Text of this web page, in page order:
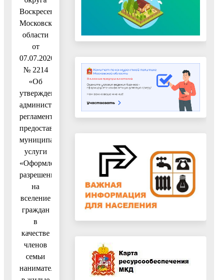
Воскресенск
Московской
области
от
07.07.2020
№ 2214
«Об
утверждении
административного
регламента
предоставления
муниципальной
услуги
«Оформление
разрешения
на
вселение
граждан
в
качестве
членов
семьи
нанимателя